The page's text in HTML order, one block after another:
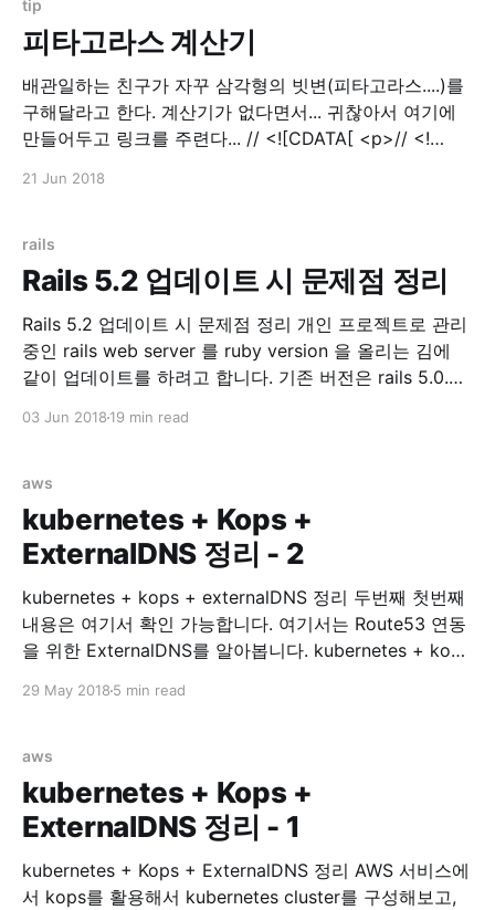
tip
피타고라스 계산기
배관일하는 친구가 자꾸 삼각형의 빗변(피타고라스....)를
구해달라고 한다. 계산기가 없다면서... 귀찮아서 여기에
만들어두고 링크를 주련다... // <![CDATA[ <p>// <!
$('input[name=result]'
21 Jun 2018
rails
Rails 5.2 업데이트 시 문제점 정리
Rails 5.2 업데이트 시 문제점 정리 개인 프로젝트로 관리
중인 rails web server 를 ruby version 을 올리는 김에
같이 업데이트를 하려고 합니다. 기존 버전은 rails 5.0.3
03 Jun 2018 19 min read
aws
kubernetes + Kops +
ExternalDNS 정리 - 2
kubernetes + kops + externalDNS 정리 두번째 첫번째
내용은 여기서 확인 가능합니다. 여기서는 Route53 연동
을 위한 ExternalDNS를 알아봅니다. kubernetes + kops
Services 들을 위해 Route53 연동을 시작해봅시다.
kubernetes-incubator/external-dns · GitHub 위 링크에
가면 ExternalDNS on AWS 에 대한 설명이
29 May 2018 5 min read
aws
kubernetes + Kops +
ExternalDNS 정리 - 1
kubernetes + Kops + ExternalDNS 정리 AWS 서비스에
서 kops를 활용해서 kubernetes cluster를 구성해보고,